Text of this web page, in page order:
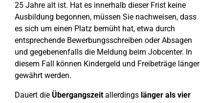
25 Jahre alt ist. Hat es innerhalb dieser Frist keine
Ausbildung begonnen, müssen Sie nachweisen, dass
es sich um einen Platz bemüht hat, etwa durch
entsprechende Bewerbungsschreiben oder Absagen
und gegebenenfalls die Meldung beim Jobcenter. In
diesem Fall können Kindergeld und Freibeträge länger
gewährt werden.
Dauert die Übergangszeitallerdings länger als vier